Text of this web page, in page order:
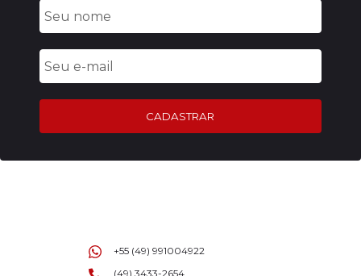
CADASTRAR
+55 (49) 991004922
(49) 3433-2654